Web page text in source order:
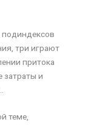
подиндексов
три играют
притока
затраты и
теме,